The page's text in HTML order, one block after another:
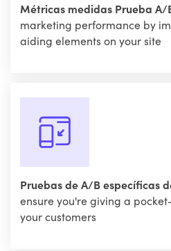
Métricas medidas Prueba A/
marketing performance by
aiding elements on your site
Pruebas de A/B específicas
ensure you're giving a
your customers